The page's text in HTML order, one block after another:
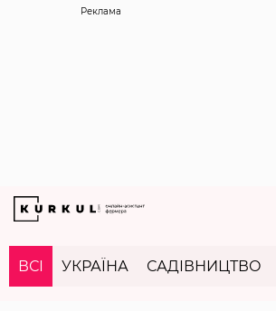
Реклама
ВСІ УКРАЇНА САДІВНИЦТВО